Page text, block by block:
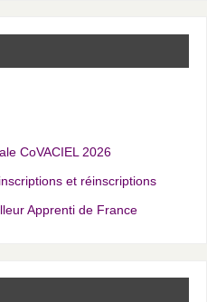
CoVACIEL 2026
et réinscriptions
Apprenti de France